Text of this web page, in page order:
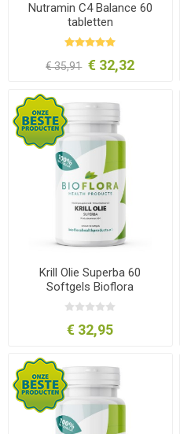
Nutramin C4 Balance 60
tabletten
€ 35,91 € 32,32
Krill Olie Superba 60
Softgels Bioflora
€ 32,95